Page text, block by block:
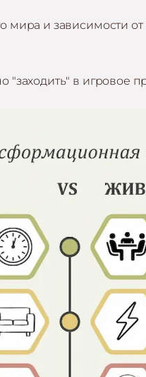
мира и зависимости
в игровое